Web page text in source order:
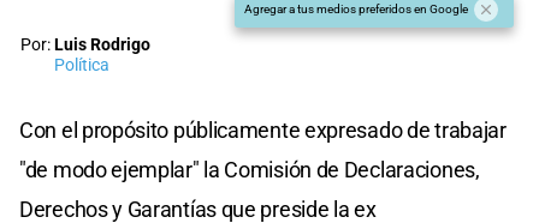
Agregar a tus medios preferidos en Google
Por:Luis Rodrigo
Política
Con el propósito públicamente expresado de trabajar
"de modo ejemplar" la Comisión de Declaraciones,
Derechos y Garantías que preside la ex